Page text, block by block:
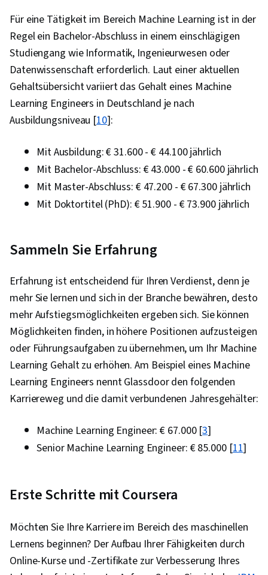
Für eine Tätigkeit im Bereich Machine Learning ist in der
Regel ein Bachelor-Abschluss in einem einschlägigen
Studiengang wie Informatik, Ingenieurwesen oder
Datenwissenschaft erforderlich. Laut einer aktuellen
Gehaltsübersicht variiert das Gehalt eines Machine
Learning Engineers in Deutschland je nach
Ausbildungsniveau [10]:
Mit Ausbildung: € 31.600 - € 44.100 jährlich
Mit Bachelor-Abschluss: € 43.000 - € 60.600 jährlich
Mit Master-Abschluss: € 47.200 - € 67.300 jährlich
Mit Doktortitel (PhD): € 51.900 - € 73.900 jährlich
Sammeln Sie Erfahrung
Erfahrung ist entscheidend für Ihren Verdienst, denn je
mehr Sie lernen und sich in der Branche bewähren, desto
mehr Aufstiegsmöglichkeiten ergeben sich. Sie können
Möglichkeiten finden, in höhere Positionen aufzusteigen
oder Führungsaufgaben zu übernehmen, um Ihr Machine
Learning Gehalt zu erhöhen. Am Beispiel eines Machine
Learning Engineers nennt Glassdoor den folgenden
Karriereweg und die damit verbundenen Jahresgehälter:
Machine Learning Engineer: € 67.000 [3]
Senior Machine Learning Engineer: € 85.000 [11]
Erste Schritte mit Coursera
Möchten Sie Ihre Karriere im Bereich des maschinellen
Lernens beginnen? Der Aufbau Ihrer Fähigkeiten durch
Online-Kurse und -Zertifikate zur Verbesserung Ihres